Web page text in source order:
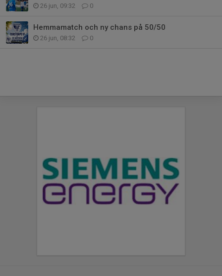
26 jun, 09:32 0
Hemmamatch och ny chans på 50/50
26 jun, 08:32 0